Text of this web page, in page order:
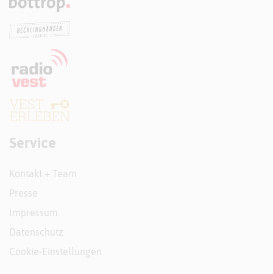
Service
Kontakt + Team
Presse
Impressum
Datenschutz
Cookie-Einstellungen